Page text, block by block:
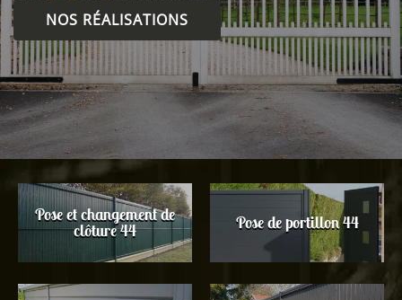
NOS RÉALISATIONS
Pose et changement de
clôture 44 Pose de portillon 44